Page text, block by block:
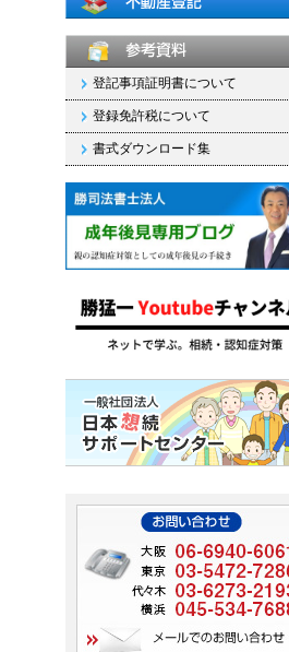
登記事項証明書について
登録免許税について
書式ダウンロード集